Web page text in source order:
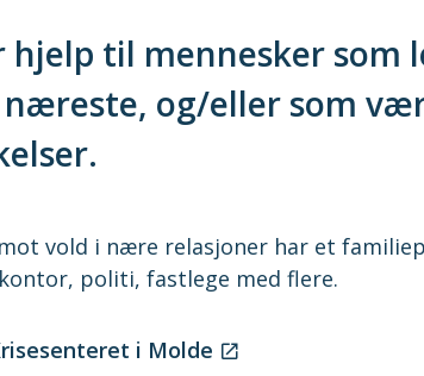
hjelp til mennesker som
næreste, og/eller som
vold i nære relasjoner har et
politi, fastlege med flere.
i Molde